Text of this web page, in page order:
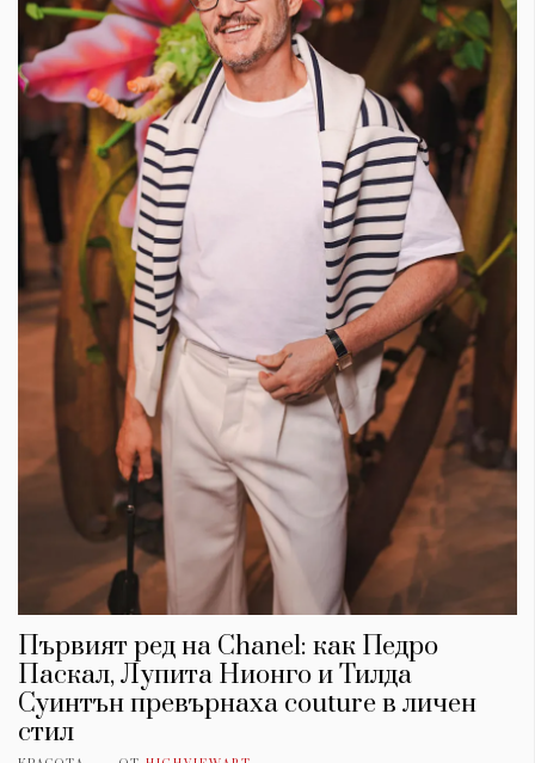
Първият ред на Chanel: как Педро
Паскал, Лупита Нионго и Тилда
Суинтън превърнаха couture в личен
стил